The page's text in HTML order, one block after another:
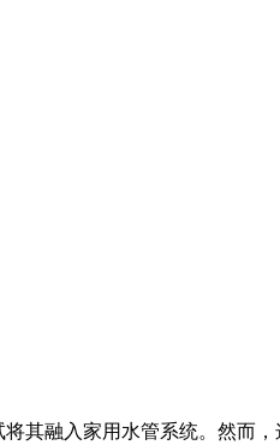
其融入家用水管系统。然而